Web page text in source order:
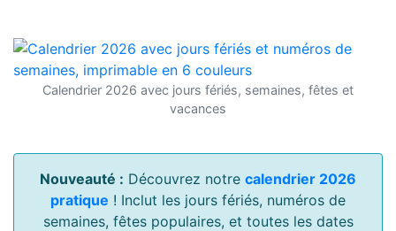
Calendrier 2026 avec jours fériés, semaines, fêtes et
vacances
Nouveauté : Découvrez notre calendrier 2026
pratique ! Inclut les jours fériés, numéros de
semaines, fêtes populaires, et toutes les dates